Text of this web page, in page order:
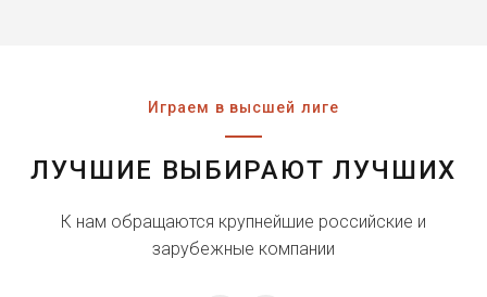
Играем в высшей лиге
ЛУЧШИЕ ВЫБИРАЮТ ЛУЧШИХ
К нам обращаются крупнейшие российские и
зарубежные компании